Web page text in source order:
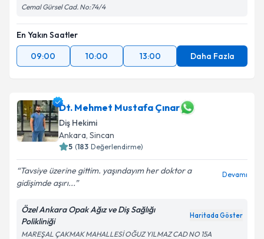
Cemal Gürsel Cad. No:74/4
En Yakın Saatler
09:00
10:00 13:00 Daha Fazla
Dt. Mehmet Mustafa Çınar
Diş Hekimi
Ankara, Sincan
5 (183 Değerlendirme)
Tavsiye üzerine gittim. yaşındayım her doktor a
gidişimde aşırı...
Devamı
Özel Ankara Opak Ağız ve Diş Sağlığı
Polikliniği
Haritada Göster
MAREŞAL ÇAKMAK MAHALLESİ OĞUZ YILMAZ CAD NO 15A